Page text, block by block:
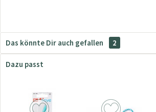
Das könnte Dir auch gefallen 2
Dazu passt